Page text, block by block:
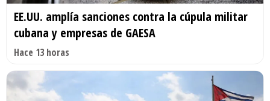
EE.UU. amplía sanciones contra la cúpula militar
cubana y empresas de GAESA
Hace 13 horas